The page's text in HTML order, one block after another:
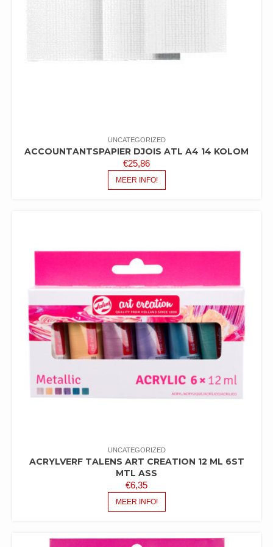
UNCATEGORIZED
ACCOUNTANTSPAPIER DJOIS ATL A4 14 KOLOM
€25,86
MEER INFO!
UNCATEGORIZED
ACRYLVERF TALENS ART CREATION 12 ML 6ST
MTL ASS
€6,35
MEER INFO!